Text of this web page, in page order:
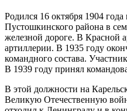
Родился 16 октября 1904
Пустошкинского района в
железной дороге. В Красной
артиллерии. В 1935 году
командного состава.
В 1939 году принял
В этой должности на
Великую Отечественную